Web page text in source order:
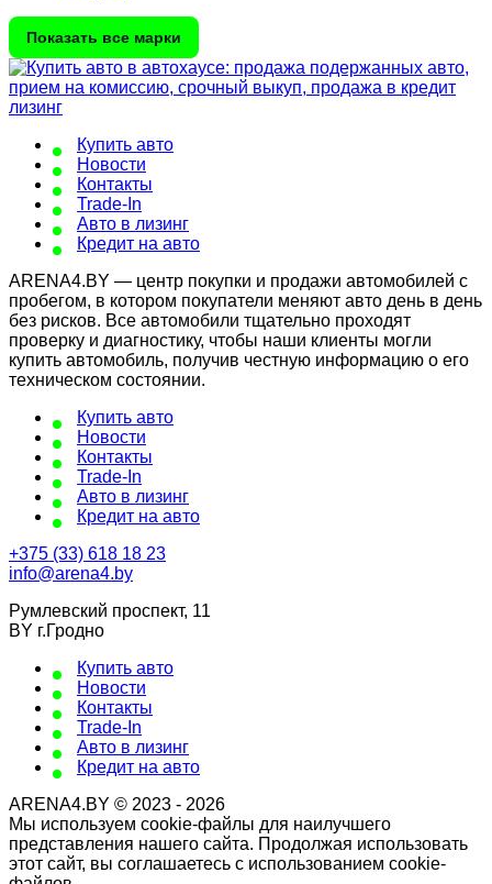
Показать все марки
Купить авто
Новости
Контакты
Trade-In
Авто в лизинг
Кредит на авто
ARENA4.BY — центр покупки и продажи автомобилей с
пробегом, в котором покупатели меняют авто день в день
без рисков. Все автомобили тщательно проходят
проверку и диагностику, чтобы наши клиенты могли
купить автомобиль, получив честную информацию о его
техническом состоянии.
Купить авто
Новости
Контакты
Trade-In
Авто в лизинг
Кредит на авто
+375 (33) 618 18 23
info@arena4.by
Румлевский проспект, 11
BY г.Гродно
Купить авто
Новости
Контакты
Trade-In
Авто в лизинг
Кредит на авто
ARENA4.BY © 2023 - 2026
Мы используем cookie-файлы для наилучшего
представления нашего сайта. Продолжая использовать
этот сайт, вы соглашаетесь с использованием cookie-